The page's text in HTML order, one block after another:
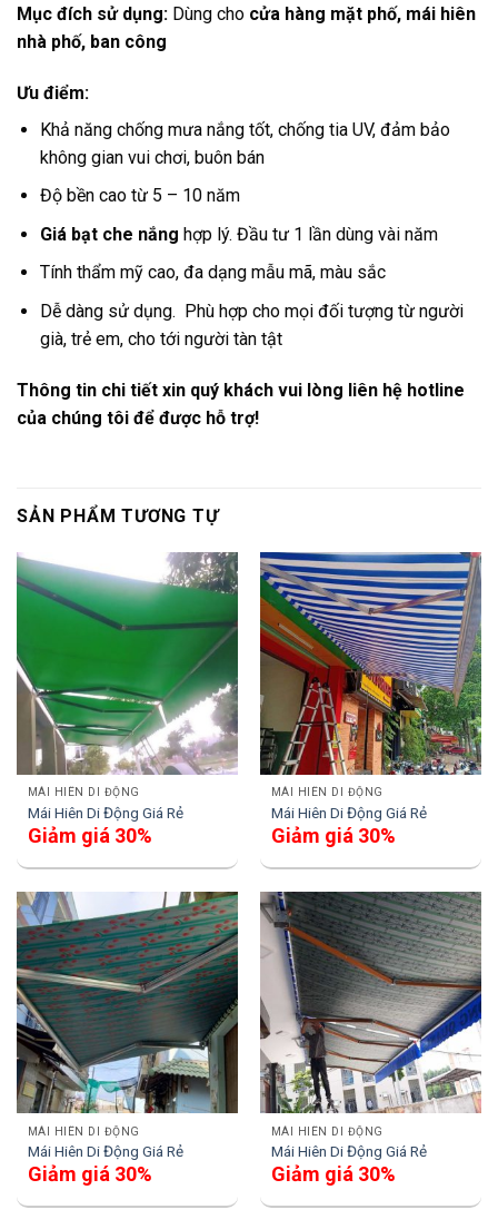
Mục đích sử dụng: Dùng cho cửa hàng mặt phố, mái hiên
nhà phố, ban công
Ưu điểm:
Khả năng chống mưa nắng tốt, chống tia UV, đảm bảo
không gian vui chơi, buôn bán
Độ bền cao từ 5 – 10 năm
Giá bạt che nắng hợp lý. Đầu tư 1 lần dùng vài năm
Tính thẩm mỹ cao, đa dạng mẫu mã, màu sắc
Dễ dàng sử dụng. Phù hợp cho mọi đối tượng từ người
già, trẻ em, cho tới người tàn tật
Thông tin chi tiết xin quý khách vui lòng liên hệ hotline
của chúng tôi để được hỗ trợ!
SẢN PHẨM TƯƠNG TỰ
MÁI HIÊN DI ĐỘNG
Mái Hiên Di Động Giá Rẻ
Giảm giá 30%
MÁI HIÊN DI ĐỘNG
Mái Hiên Di Động Giá Rẻ
Giảm giá 30%
MÁI HIÊN DI ĐỘNG
Mái Hiên Di Động Giá Rẻ
Giảm giá 30%
MÁI HIÊN DI ĐỘNG
Mái Hiên Di Động Giá Rẻ
Giảm giá 30%